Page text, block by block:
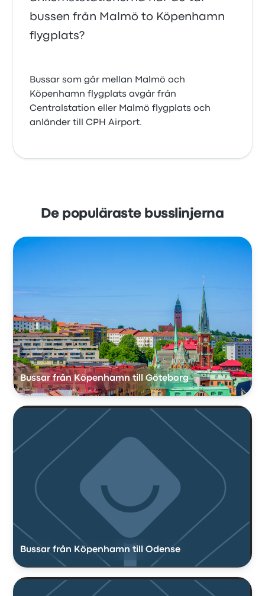
bussen från Malmö to Köpenhamn
flygplats?
Bussar som går mellan Malmö och
Köpenhamn flygplats avgår från
Centralstation eller Malmö flygplats och
anländer till CPH Airport.
De populäraste busslinjerna
Bussar från Köpenhamn till Göteborg
Bussar från Köpenhamn till Odense